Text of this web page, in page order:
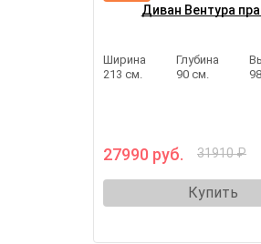
Диван Вентура
Ширина
213 см.
Глубина
90 см.
27990 руб. 31910 ₽
Купить